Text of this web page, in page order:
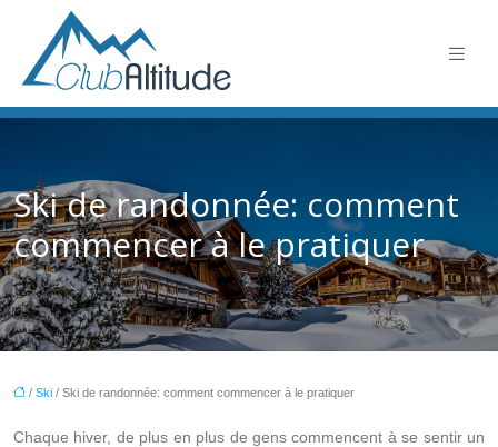
Ski de randonnée: comment
commencer à le pratiquer
/ Ski / Ski de randonnée: comment commencer à le pratiquer
Chaque hiver, de plus en plus de gens commencent à se sentir un